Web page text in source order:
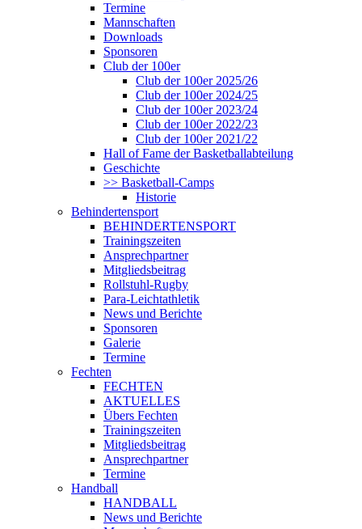
Termine
Mannschaften
Downloads
Sponsoren
Club der 100er
Club der 100er 2025/26
Club der 100er 2024/25
Club der 100er 2023/24
Club der 100er 2022/23
Club der 100er 2021/22
Hall of Fame der Basketballabteilung
Geschichte
>> Basketball-Camps
Historie
Behindertensport
BEHINDERTENSPORT
Trainingszeiten
Ansprechpartner
Mitgliedsbeitrag
Rollstuhl-Rugby
Para-Leichtathletik
News und Berichte
Sponsoren
Galerie
Termine
Fechten
FECHTEN
AKTUELLES
Übers Fechten
Trainingszeiten
Mitgliedsbeitrag
Ansprechpartner
Termine
Handball
HANDBALL
News und Berichte